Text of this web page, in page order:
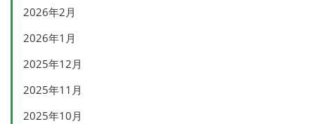
2026年2月
2026年1月
2025年12月
2025年11月
2025年10月